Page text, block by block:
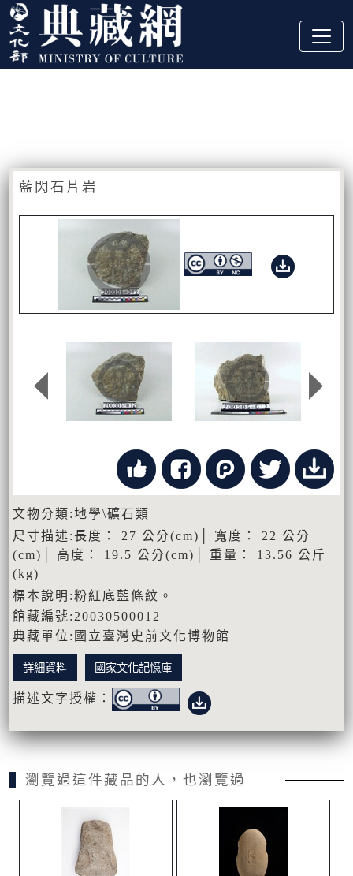
跳到主要內容
:::
藍閃石片岩
文物分類:地學\礦石類
尺寸描述:長度： 27 公分(cm)│ 寬度： 22 公分
(cm)│ 高度： 19.5 公分(cm)│ 重量： 13.56 公斤
(kg)
標本說明:粉紅底藍條紋。
館藏編號:20030500012
典藏單位:國立臺灣史前文化博物館
詳細資料 國家文化記憶庫
描述文字授權：
瀏覽過這件藏品的人，也瀏覽過